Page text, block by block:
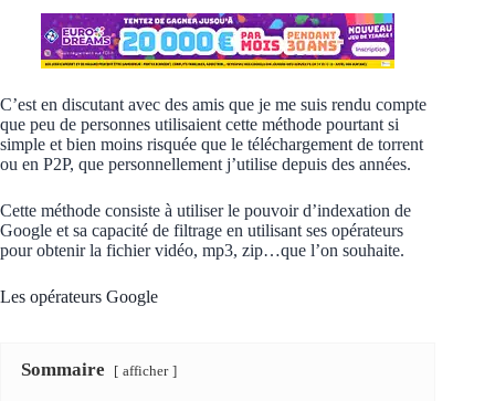
C’est en discutant avec des amis que je me suis rendu compte
que peu de personnes utilisaient cette méthode pourtant si
simple et bien moins risquée que le téléchargement de torrent
ou en P2P, que personnellement j’utilise depuis des années.
Cette méthode consiste à utiliser le pouvoir d’indexation de
Google et sa capacité de filtrage en utilisant ses opérateurs
pour obtenir la fichier vidéo, mp3, zip…que l’on souhaite.
Les opérateurs Google
Sommaire afficher